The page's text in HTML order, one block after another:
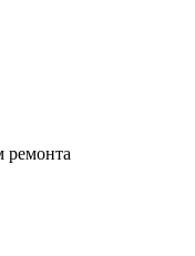
ремонта